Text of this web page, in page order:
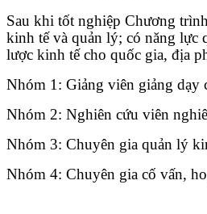
Sau khi tốt nghiệp Chương
kinh tế và quản lý; có năng lực
lược kinh tế cho quốc gia, địa
Nhóm 1: Giảng viên giảng dạy
Nhóm 2: Nghiên cứu viên
Nhóm 3: Chuyên gia quản lý
Nhóm 4: Chuyên gia cố vấn,